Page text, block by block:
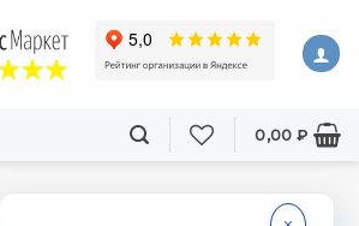
0,00 ₽